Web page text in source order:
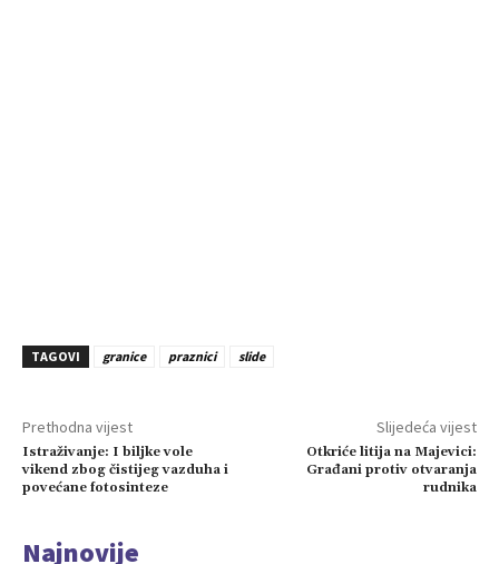
TAGOVI granice praznici slide
Prethodna vijest
Istraživanje: I biljke vole
vikend zbog čistijeg vazduha i
povećane fotosinteze
Slijedeća vijest
Otkriće litija na Majevici:
Građani protiv otvaranja
rudnika
Najnovije